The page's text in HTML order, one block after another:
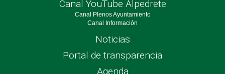
Canal YouTube Alpedrete
Canal Plenos Ayuntamiento
Canal Información
Noticias
Portal de transparencia
Agenda